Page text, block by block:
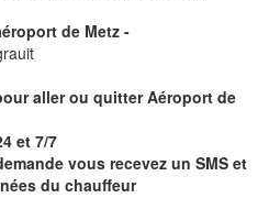
de Metz -
aller ou quitter Aéroport de
et 7/7
vous recevez un SMS et
du chauffeur